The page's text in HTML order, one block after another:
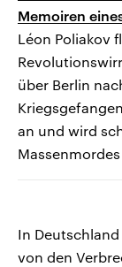
Memoiren
Léon Poliakov
über Berlin
an und wird
In
von den